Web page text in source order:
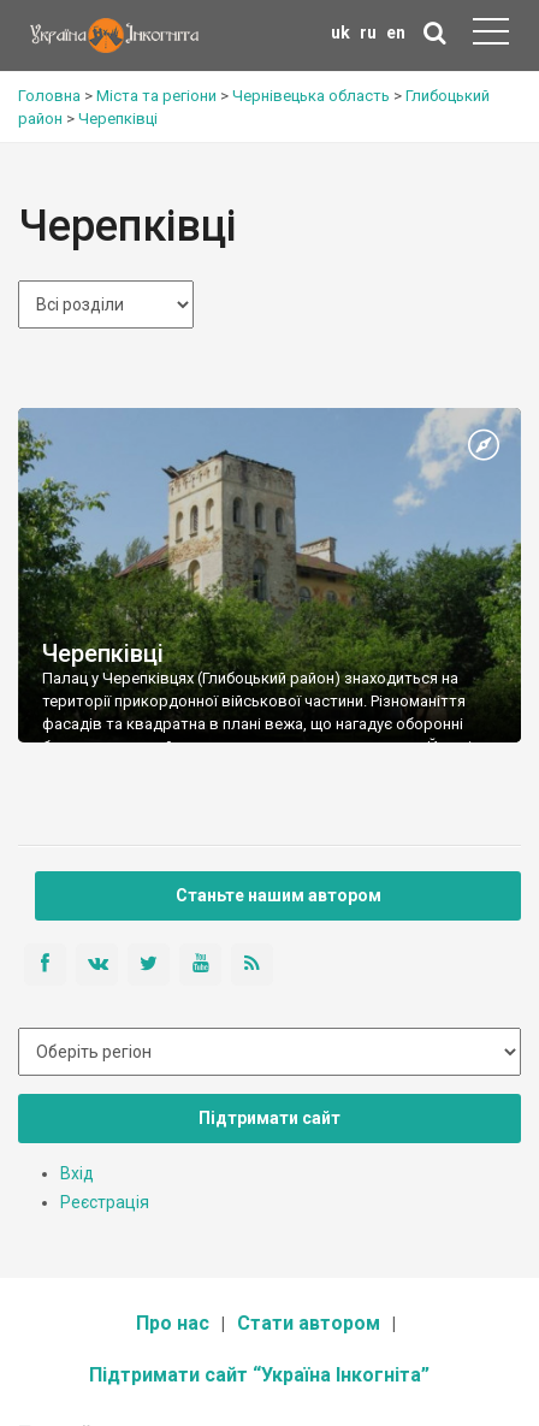
uk ru en
Головна > Міста та регіони > Чернівецька область > Глибоцький
район > Черепківці
Черепківці
Черепківці
Палац у Черепківцях (Глибоцький район) знаходиться на
території прикордонної військової частини. Різноманіття
фасадів та квадратна в плані вежа, що нагадує оборонні
башти, надають йому вигляду романтичного замку. Ймовірно,
Станьте нашим автором
Підтримати сайт
Вхід
Реєстрація
Про нас Стати автором
Підтримати сайт “Україна Інкогніта”